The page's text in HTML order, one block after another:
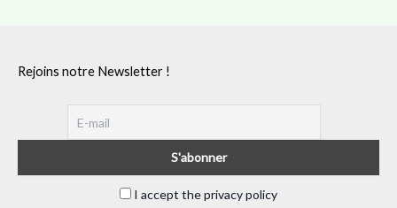
Rejoins notre Newsletter !
I accept the privacy policy